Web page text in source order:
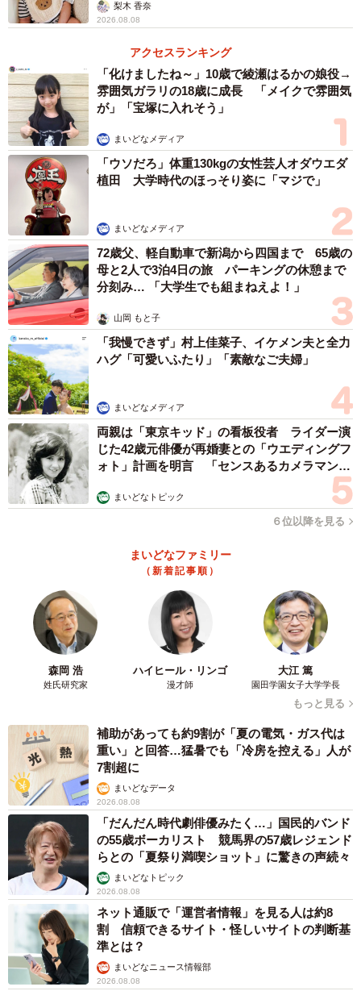
梨木 香奈
2026.08.08
アクセスランキング
「化けましたね～」10歳で綾瀬はるかの娘役→
雰囲気ガラリの18歳に成長 「メイクで雰囲気
が」「宝塚に入れそう」
まいどなメディア
「ウソだろ」体重130kgの女性芸人オダウエダ
植田 大学時代のほっそり姿に「マジで」
まいどなメディア
72歳父、軽自動車で新潟から四国まで 65歳の
母と2人で3泊4日の旅 パーキングの休憩まで
分刻み… 「大学生でも組まねえよ！」
山岡 もと子
「我慢できず」村上佳菜子、イケメン夫と全力
ハグ「可愛いふたり」「素敵なご夫婦」
まいどなメディア
両親は「東京キッド」の看板役者 ライダー演
じた42歳元俳優が再婚妻との「ウエディングフ
ォト」計画を明言 「センスあるカメラマン求
まいどなトピック
６位以降を見る
まいどなファミリー
（新着記事順）
森岡 浩
姓氏研究家
ハイヒール・リンゴ
漫才師
大江 篤
園田学園女子大学学長
もっと見る
補助があっても約9割が「夏の電気・ガス代は
重い」と回答…猛暑でも「冷房を控える」人が
7割超に
まいどなデータ
2026.08.08
「だんだん時代劇俳優みたく…」国民的バンド
の55歳ボーカリスト 競馬界の57歳レジェンド
らとの「夏祭り満喫ショット」に驚きの声続々
まいどなトピック
2026.08.08
ネット通販で「運営者情報」を見る人は約8
割 信頼できるサイト・怪しいサイトの判断基
準とは？
まいどなニュース情報部
2026.08.08